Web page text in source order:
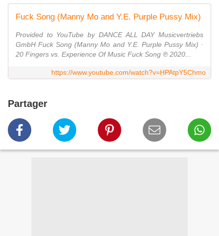
Fuck Song (Manny Mo and Y.E. Purple Pussy Mix)
Provided to YouTube by DANCE ALL DAY Musicvertriebs
GmbH Fuck Song (Manny Mo and Y.E. Purple Pussy Mix) ·
20 Fingers vs. Experience Of Music Fuck Song ℗ 2020...
https://www.youtube.com/watch?v=HPAtpY5Chmo
Partager